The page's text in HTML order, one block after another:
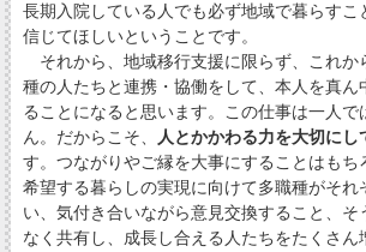
長期入院している人でも必ず地域で暮らすこ
信じてほしいということです。
それから、地域移行支援に限らず、これか
種の人たちと連携・協働をして、本人を真ん
ることになると思います。この仕事は一人で
ん。だからこそ、
人とかかわる力を大切にし
す。つながりやご縁を大事にすることはもち
希望する暮らしの実現に向けて多職種がそれ
い、気付き合いながら意見交換すること、そ
なく共有し、成長し合える人たちをたくさん